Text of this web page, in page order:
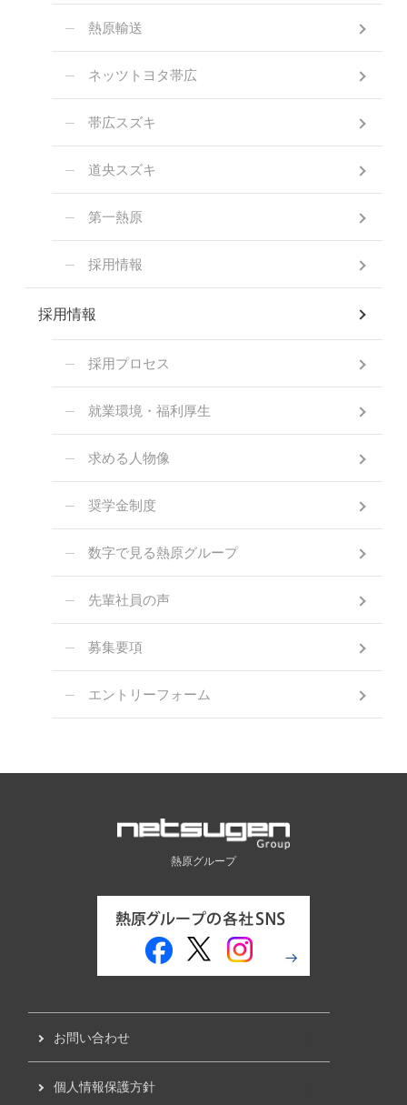
熱原輸送
ネッツトヨタ帯広
帯広スズキ
道央スズキ
第一熱原
採用情報
採用情報
採用プロセス
就業環境・福利厚生
求める人物像
奨学金制度
数字で見る熱原グループ
先輩社員の声
募集要項
エントリーフォーム
熱原グループ
お問い合わせ
個人情報保護方針